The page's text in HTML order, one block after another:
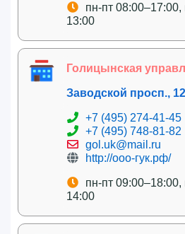
пн-пт
13:00
Голицынская
Заводской просп.,
+7 (495) 274-41-45
+7 (495) 748-81-82
gol.uk@mail.ru
http://ооо-гук.рф/
пн-пт
14:00